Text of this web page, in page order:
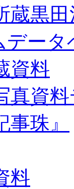
蔵黒
データ
資料
真資
珠』
料